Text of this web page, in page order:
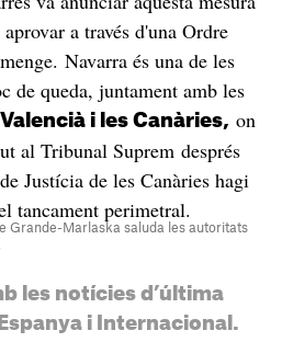
a través d'una Ordre
Navarra és una de les
de queda, juntament amb les
i les Canàries, on
al Tribunal Suprem després
Justícia de les Canàries hagi
tancament perimetral.
Grande-Marlaska saluda les autoritats
les notícies d’última
i Internacional.